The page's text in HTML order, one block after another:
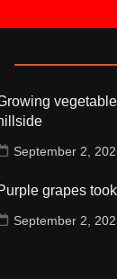
September 2,
grapes
September 2,